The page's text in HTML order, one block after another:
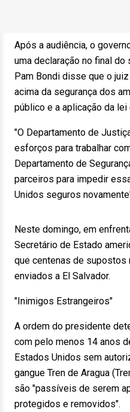
Após a audiência, o
uma declaração no final do
Pam Bondi disse que o
acima da segurança dos
público e a aplicação da lei
"O Departamento de
esforços para trabalhar
Departamento de
parceiros para impedir
Unidos seguros
Neste domingo, em
Secretário de Estado
que centenas de
enviados a El Salvador.
"Inimigos Estrangeiros"
A ordem do presidente
com pelo menos 14 anos
Estados Unidos sem
gangue Tren de Aragua
são "passíveis de serem
protegidos e removidos".